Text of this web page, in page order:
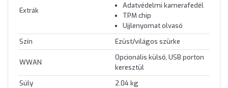
Extrák
Adatvédelmi kamerafedél
TPM chip
Ujjlenyomat olvasó
Szín
Ezüst/világos szürke
WWAN
Opcionális külső, USB porton
keresztül
Súly
2.04 kg